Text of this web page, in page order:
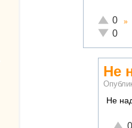
Отлично!
0
0
»
Не
Не